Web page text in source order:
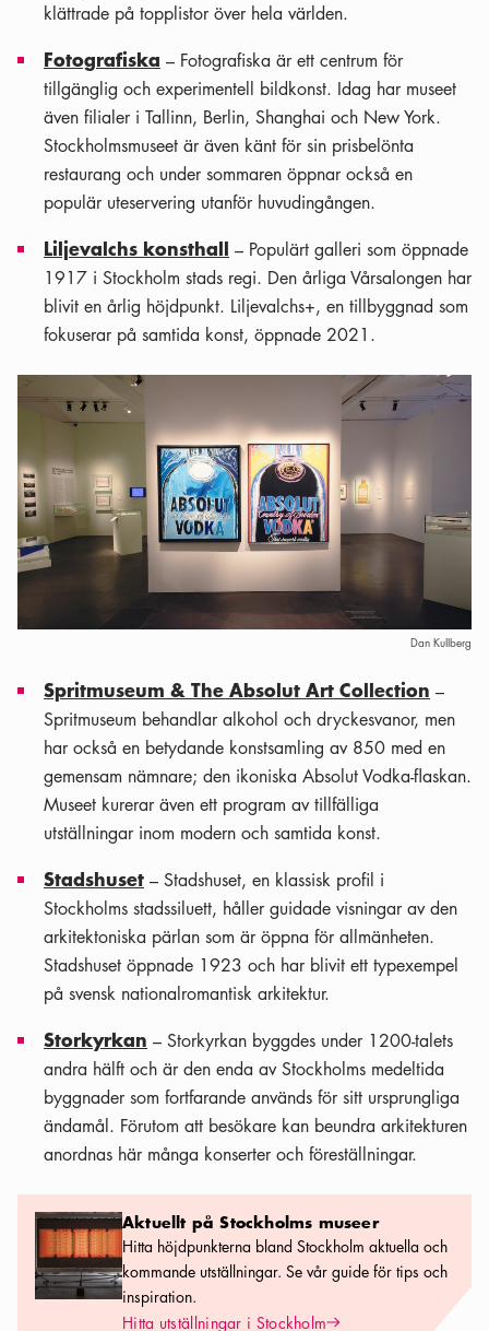
klättrade på topplistor över hela världen.
Fotografiska – Fotografiska är ett centrum för
tillgänglig och experimentell bildkonst. Idag har museet
även filialer i Tallinn, Berlin, Shanghai och New York.
Stockholmsmuseet är även känt för sin prisbelönta
restaurang och under sommaren öppnar också en
populär uteservering utanför huvudingången.
Liljevalchs konsthall – Populärt galleri som öppnade
1917 i Stockholm stads regi. Den årliga Vårsalongen har
blivit en årlig höjdpunkt. Liljevalchs+, en tillbyggnad som
fokuserar på samtida konst, öppnade 2021.
Dan Kullberg
Spritmuseum & The Absolut Art Collection –
Spritmuseum behandlar alkohol och dryckesvanor, men
har också en betydande konstsamling av 850 med en
gemensam nämnare; den ikoniska Absolut Vodka-flaskan.
Museet kurerar även ett program av tillfälliga
utställningar inom modern och samtida konst.
Stadshuset – Stadshuset, en klassisk profil i
Stockholms stadssiluett, håller guidade visningar av den
arkitektoniska pärlan som är öppna för allmänheten.
Stadshuset öppnade 1923 och har blivit ett typexempel
på svensk nationalromantisk arkitektur.
Storkyrkan – Storkyrkan byggdes under 1200-talets
andra hälft och är den enda av Stockholms medeltida
byggnader som fortfarande används för sitt ursprungliga
ändamål. Förutom att besökare kan beundra arkitekturen
anordnas här många konserter och föreställningar.
Aktuellt på Stockholms museer
Aktuellt på Stockholms museer
Hitta höjdpunkterna bland Stockholm aktuella och
kommande utställningar. Se vår guide för tips och
inspiration.
Hitta utställningar i StockholmPil ikon